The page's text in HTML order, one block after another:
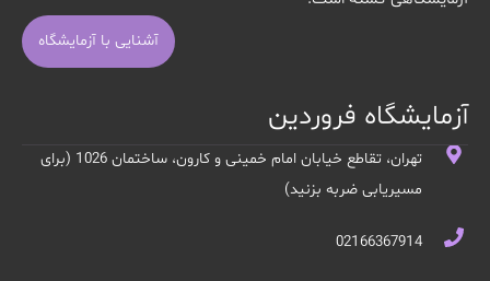
آشنایی با آزمایشگاه
آزمایشگاه فروردین
تهران، تقاطع خیابان امام خمینی و کارون، ساختمان 1026 (برای
مسیریابی ضربه بزنید)
02166367914